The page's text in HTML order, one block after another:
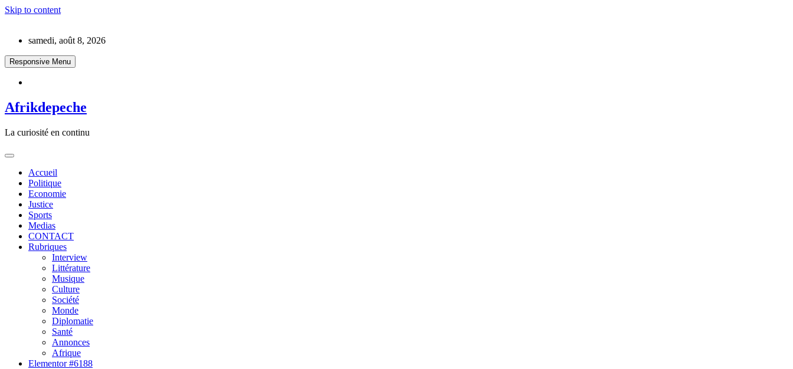
Skip to content
samedi, août 8, 2026
Responsive Menu
Afrikdepeche
La curiosité en continu
Accueil
Politique
Economie
Justice
Sports
Medias
CONTACT
Rubriques
Interview
Littérature
Musique
Culture
Société
Monde
Diplomatie
Santé
Annonces
Afrique
Elementor #6188